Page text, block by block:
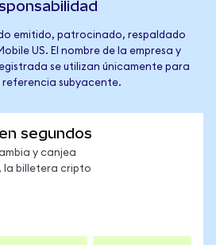
emitido, patrocinado, respaldado
US. El nombre de la empresa y
se utilizan únicamente para
subyacente.
segundos
y canjea
la billetera cripto